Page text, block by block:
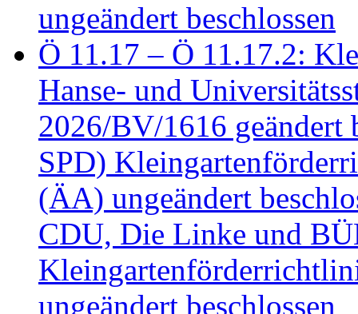
ungeändert beschlossen
Ö 11.17 – Ö 11.17.2:
Hanse- und
2026/BV/1616 geändert
SPD)
(ÄA) ungeändert
CDU, Die Linke und
ungeändert beschlossen